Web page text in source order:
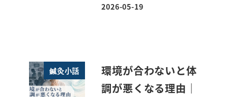
投稿日
2026-05-19
鍼灸小話
環境が合わないと体
調が悪くなる理由｜